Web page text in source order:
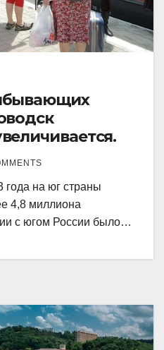
года на юг страны
4,8 миллиона
с югом России было…